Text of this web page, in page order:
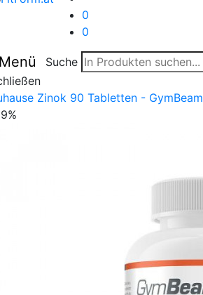
0
0
Suche
Zinok 90 Tabletten - GymBeam